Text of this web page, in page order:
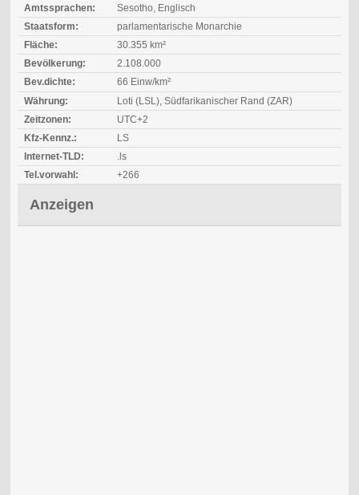
Amtssprachen:
Sesotho, Englisch
Staatsform:
parlamentarische Monarchie
Fläche:
30.355 km²
Bevölkerung:
2.108.000
Bev.dichte:
66 Einw/km²
Währung:
Loti (LSL), Südfarikanischer Rand (ZAR)
Zeitzonen:
UTC+2
Kfz-Kennz.:
LS
Internet-TLD:
.ls
Tel.vorwahl:
+266
Anzeigen